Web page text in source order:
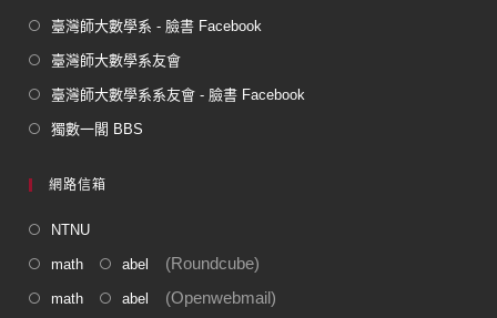
臺灣師大數學系 - 臉書 Facebook
臺灣師大數學系友會
臺灣師大數學系系友會 - 臉書 Facebook
獨數一閣 BBS
網路信箱
NTNU
math abel (Roundcube)
math abel (Openwebmail)